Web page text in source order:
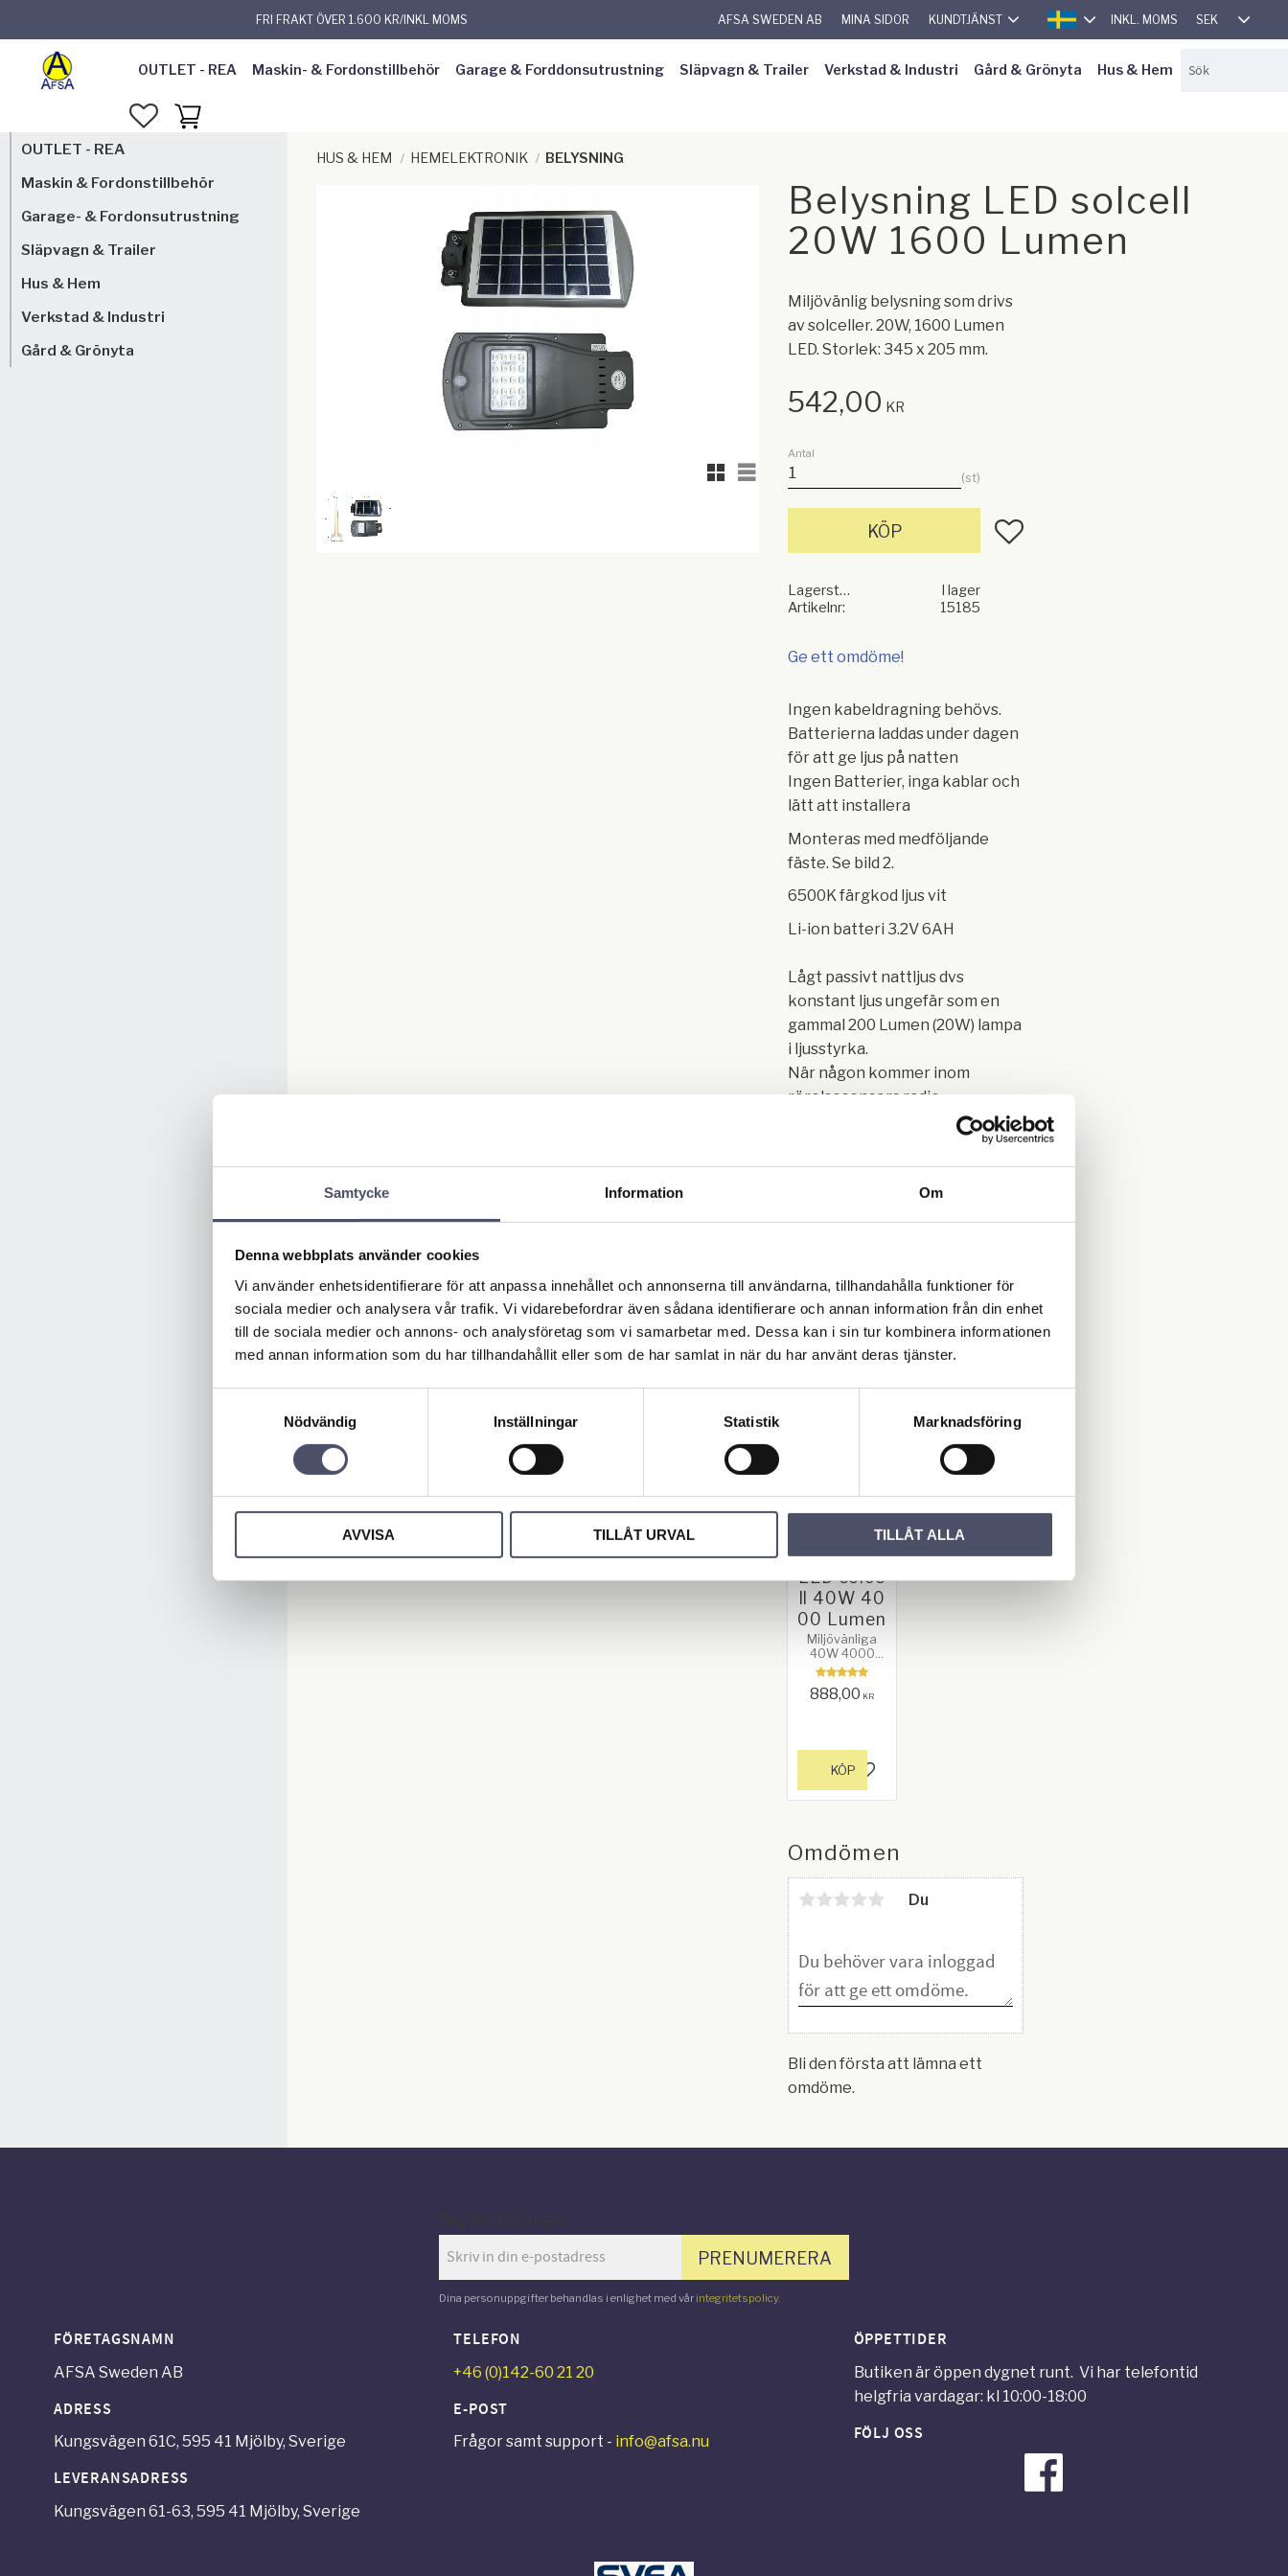
Samtycke Information Om
Denna webbplats använder cookies
Vi använder enhetsidentifierare för att anpassa innehållet och annonserna till användarna, tillhandahålla funktioner för
sociala medier och analysera vår trafik. Vi vidarebefordrar även sådana identifierare och annan information från din enhet
till de sociala medier och annons- och analysföretag som vi samarbetar med. Dessa kan i sin tur kombinera informationen
med annan information som du har tillhandahållit eller som de har samlat in när du har använt deras tjänster.
Nödvändig
Inställningar Statistik Marknadsföring
AVVISA TILLÅT URVAL TILLÅT ALLA
FRI FRAKT ÖVER 1.600 KR/INKL MOMS AFSA SWEDEN AB MINA SIDOR KUNDTJÄNST
SVENSKA
INKL. MOMS SEK
OUTLET - REA Maskin- & Fordonstillbehör Garage & Forddonsutrustning Släpvagn & Trailer Verkstad & Industri Gård & Grönyta Hus & Hem
FAVORITER
KUNDVAGN
HUS & HEM HEMELEKTRONIK BELYSNING
Belysning LED solcell
20W 1600 Lumen
Miljövänlig belysning som drivs
av solceller. 20W, 1600 Lumen
LED. Storlek: 345 x 205 mm.
Rutnätsvy
Listvy
542,00 KR
Antal
st
KÖP Lägg till i favoriter
Lagerstatus
I lager
Artikelnr
15185
Ge ett omdöme!
Ingen kabeldragning behövs.
Batterierna laddas under dagen
för att ge ljus på natten
Ingen Batterier, inga kablar och
lätt att installera
Monteras med medföljande
fäste. Se bild 2.
6500K färgkod ljus vit
Li-ion batteri 3.2V 6AH
Lågt passivt nattljus dvs
konstant ljus ungefär som en
gammal 200 Lumen (20W) lampa
i ljusstyrka.
När någon kommer inom
rörelsesensors radie
så aktiveras ett starkare ljus på
Perfekt för parkeringsplatser,
gårdar, vägar, garageuppfarter
Omdömen
Du
Bli den första att lämna ett
omdöme.
Relaterade produkte
r
Belysning
LED solce
ll 40W 40
00 Lumen
Miljövänliga
40W 4000
Lumen SMD
av solceller.
montering
medföljer.
888,00 KR
Lägg till i favoriter
KÖP
OUTLET - REA
Maskin & Fordonstillbehör
Garage- & Fordonsutrustning
Släpvagn & Trailer
Hus & Hem
Verkstad & Industri
Gård & Grönyta
PRENUMERERA
Dina personuppgifter behandlas i enlighet med vår integritetspolicy.
FÖRETAGSNAMN
AFSA Sweden AB
ADRESS
Kungsvägen 61C, 595 41 Mjölby, Sverige
LEVERANSADRESS
Kungsvägen 61-63, 595 41 Mjölby, Sverige
TELEFON
+46 (0)142-60 21 20
E-POST
Frågor samt support - info@afsa.nu
ÖPPETTIDER
Butiken är öppen dygnet runt. Vi har telefontid
helgfria vardagar: kl 10:00-18:00
FÖLJ OSS